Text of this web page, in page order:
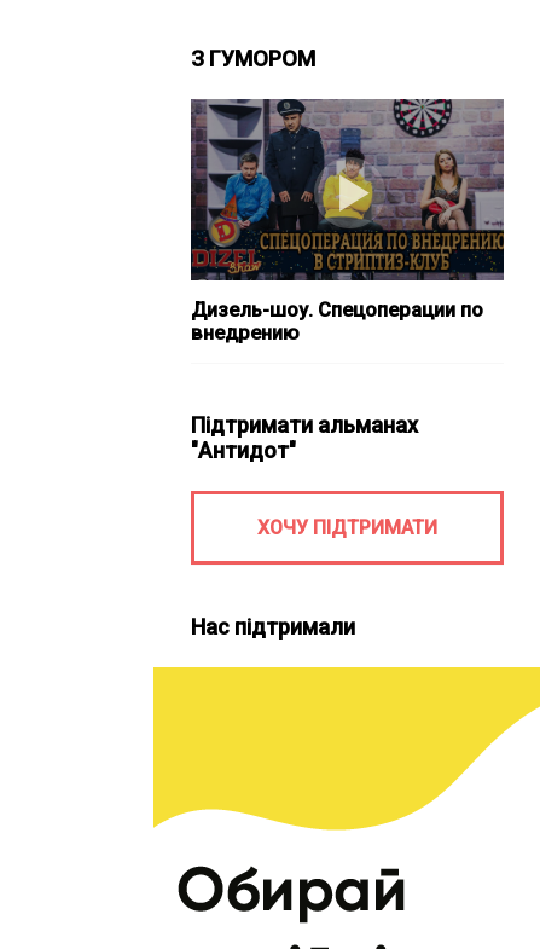
З ГУМОРОМ
Дизель-шоу. Спецоперации по
внедрению
Підтримати альманах
"Антидот"
ХОЧУ ПІДТРИМАТИ
Нас підтримали